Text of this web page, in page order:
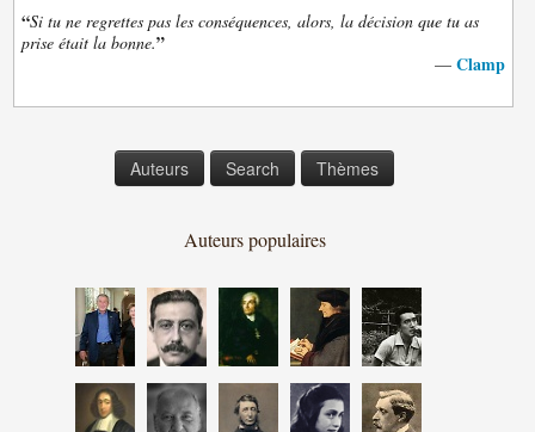
“Si tu ne regrettes pas les conséquences, alors, la décision que tu as
prise était la bonne.”
— Clamp
Auteurs Search Thèmes
Auteurs populaires